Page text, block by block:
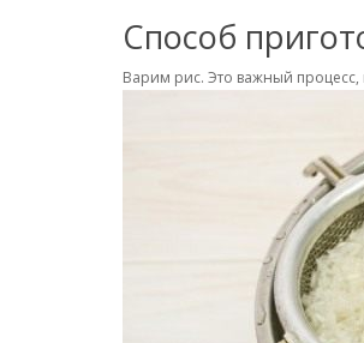
Способ
Варим рис. Это важный процесс,